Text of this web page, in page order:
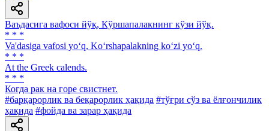
Ваъдасига вафоси йўқ, Кўршапалакнинг кўзи йўқ.
* * *
Va'dasiga vafosi yo‘q, Ko‘rshapalakning ko‘zi yo‘q.
* * *
At the Greek calends.
* * *
Когда рак на горе свистнет.
#барқарорлик ва беқарорлик ҳақида #тўғри сўз ва ёлғончилик
ҳақида #фойда ва зарар ҳақида